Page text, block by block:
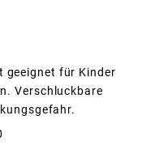
geeignet für Kinder
Verschluckbare